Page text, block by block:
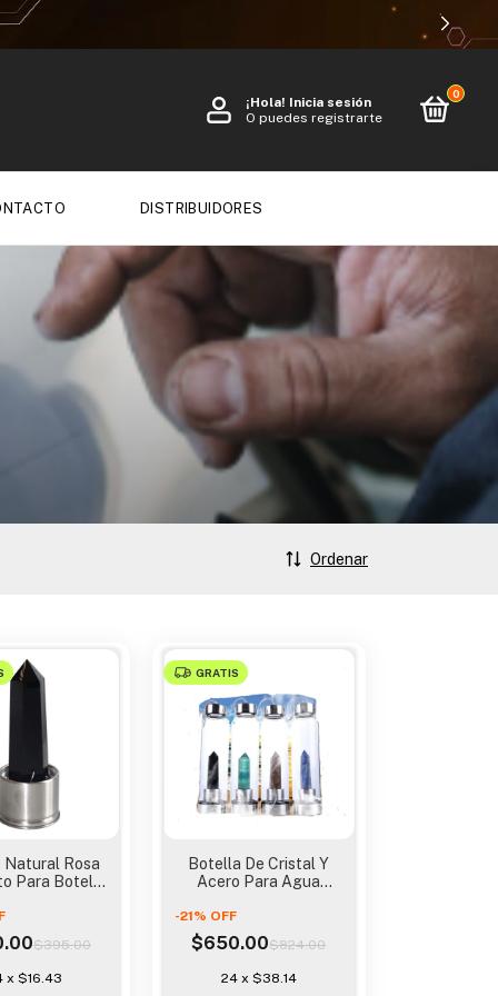
¡Hola! Inicia sesión
O puedes registrarte
0
DISTRIBUIDORES
Ordenar
Natural Rosa
Para Botella
$395.00
x $16.43
GRATIS
Botella De Cristal Y
Acero Para Agua
-21% OFF
$650.00$824.00
24 x $38.14